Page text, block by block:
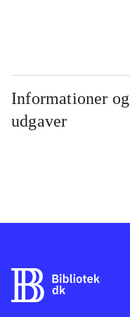
Informationer og
udgaver